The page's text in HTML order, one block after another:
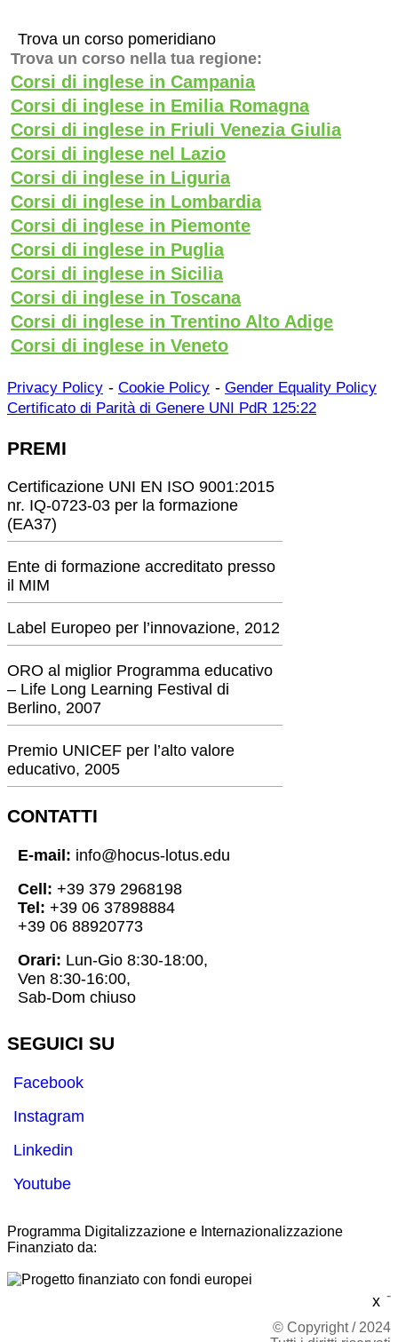
Trova un corso pomeridiano
Trova un corso nella tua regione:
Corsi di inglese in Campania
Corsi di inglese in Emilia Romagna
Corsi di inglese in Friuli Venezia Giulia
Corsi di inglese nel Lazio
Corsi di inglese in Liguria
Corsi di inglese in Lombardia
Corsi di inglese in Piemonte
Corsi di inglese in Puglia
Corsi di inglese in Sicilia
Corsi di inglese in Toscana
Corsi di inglese in Trentino Alto Adige
Corsi di inglese in Veneto
x
Privacy Policy - Cookie Policy - Gender Equality Policy
Certificato di Parità di Genere UNI PdR 125:22
PREMI
Certificazione UNI EN ISO 9001:2015
nr. IQ-0723-03 per la formazione
(EA37)
Ente di formazione accreditato presso
il MIM
Label Europeo per l’innovazione, 2012
ORO al miglior Programma educativo
– Life Long Learning Festival di
Berlino, 2007
Premio UNICEF per l’alto valore
educativo, 2005
CONTATTI
E-mail: info@hocus-lotus.edu
Cell: +39 379 2968198
Tel: +39 06 37898884
+39 06 88920773
Orari: Lun-Gio 8:30-18:00,
Ven 8:30-16:00,
Sab-Dom chiuso
SEGUICI SU
Facebook
Instagram
Linkedin
Youtube
Programma Digitalizzazione e Internazionalizzazione
Finanziato da:
-
© Copyright / 2024